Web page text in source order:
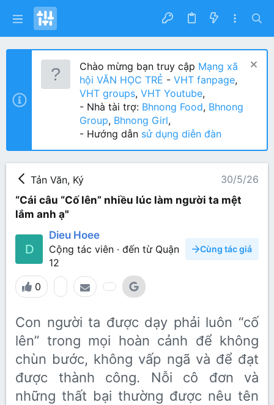
Chào mừng bạn truy cập Mạng xã
hội VĂN HỌC TRẺ - VHT fanpage,
VHT groups, VHT Youtube,
- Nhà tài trợ: Bhnong Food, Bhnong
Group, Bhnong Girl,
- Hướng dẫn sử dụng diễn đàn
Tản Văn, Ký
30/5/26
“Cái câu “Cố lên” nhiều lúc làm người ta mệt
lắm anh ạ"
D
Dieu Hoee
Cộng tác viên · đến từ Quận
12
Cùng tác giả
0
Con người ta được dạy phải luôn “cố
lên” trong mọi hoàn cảnh để không
chùn bước, không vấp ngã và để đạt
được thành công. Nỗi cô đơn và
những thất bại thường được nêu tên